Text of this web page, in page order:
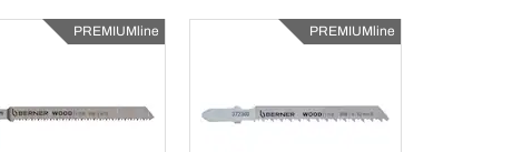
PREMIUMline PREMIUMline